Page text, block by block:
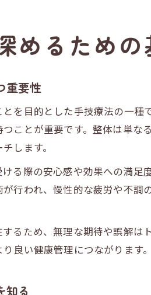
整体施術で
整体の効果
女性が安心でき
整体師の資
プライバシ
口コミや体
リラクゼーショ
めるため
重要性
を目的とした手技療法の一
ことが重要です。整体は単
します。
る際の安心感や効果への満
行われ、慢性的な疲労や不
るため、無理な期待や誤解
良い健康管理につながります。
知る